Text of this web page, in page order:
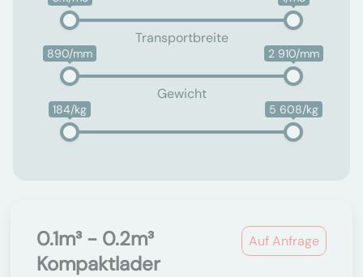
Transportbreite
890/mm 2 910/mm
Gewicht
184/kg 5 608/kg
Auf Anfrage
0.1m³ - 0.2m³
Kompaktlader